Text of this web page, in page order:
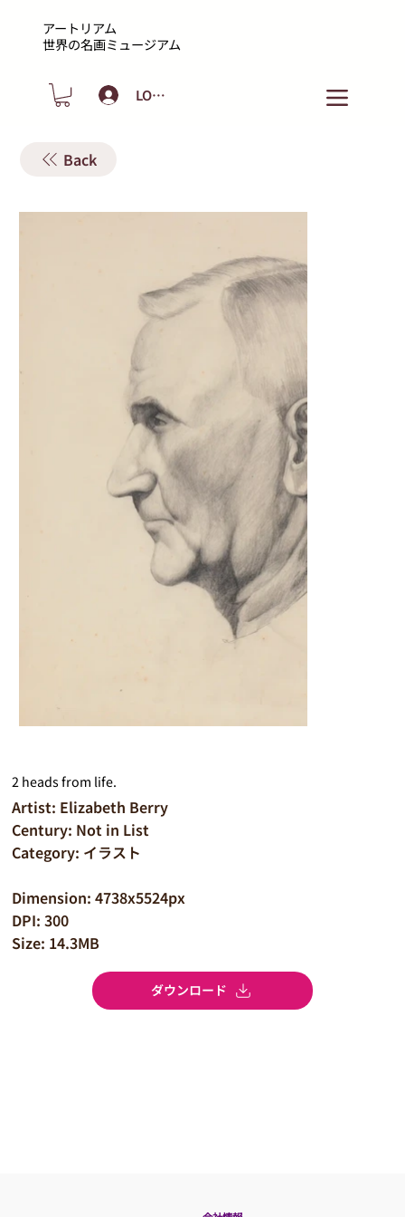
アートリアム
​世界の名画ミュージアム
LOGIN
Back
2 heads from life.
Artist: Elizabeth Berry
Century: Not in List
Category: イラスト
Dimension: 4738x5524px
DPI: 300
Size: 14.3MB
ダウンロード